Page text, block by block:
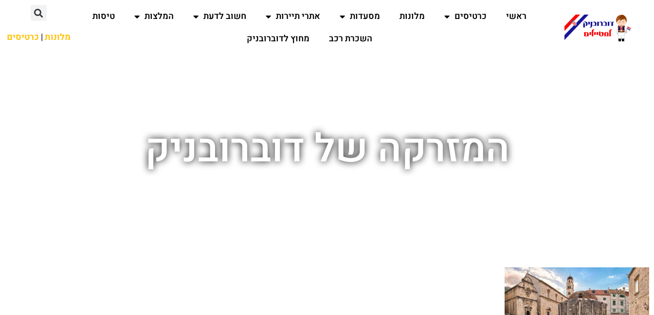
ראשי כרטיסים מלונות מסעדות אתרי תיירות חשוב לדעת המלצות
טיסות
השכרת רכב
מחוץ לדוברובניק מלונות| כרטיסים
המזרקה של דוברובניק